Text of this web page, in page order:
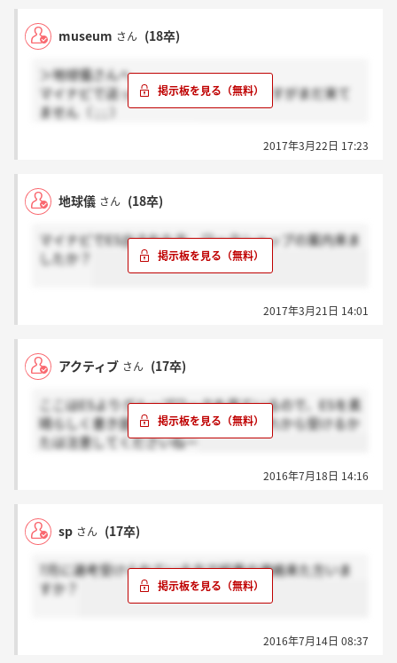
museum さん (18卒)
＞地球儀さんへ
マイナビで送ってから1週間経ったのですがまだ来て
ません（ ; ; ）
2017年3月22日 17:23
地球儀 さん (18卒)
マイナビでES出された方、ワークショップの案内来ま
したか？
2017年3月21日 14:01
アクティブ さん (17卒)
ここはESよりグループワークを見ているので、ESを素
晴らしく書き提出しても無駄です。 これから受けるか
たは注意してくださいねー
2016年7月18日 14:16
sp さん (17卒)
7月に選考受けられている方で結果の連絡来た方いま
すか？
2016年7月14日 08:37